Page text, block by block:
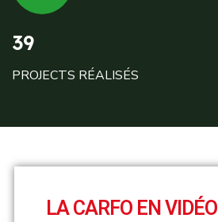
39
PROJECTS RÉALISÉS
LA CARFO EN VIDÉO